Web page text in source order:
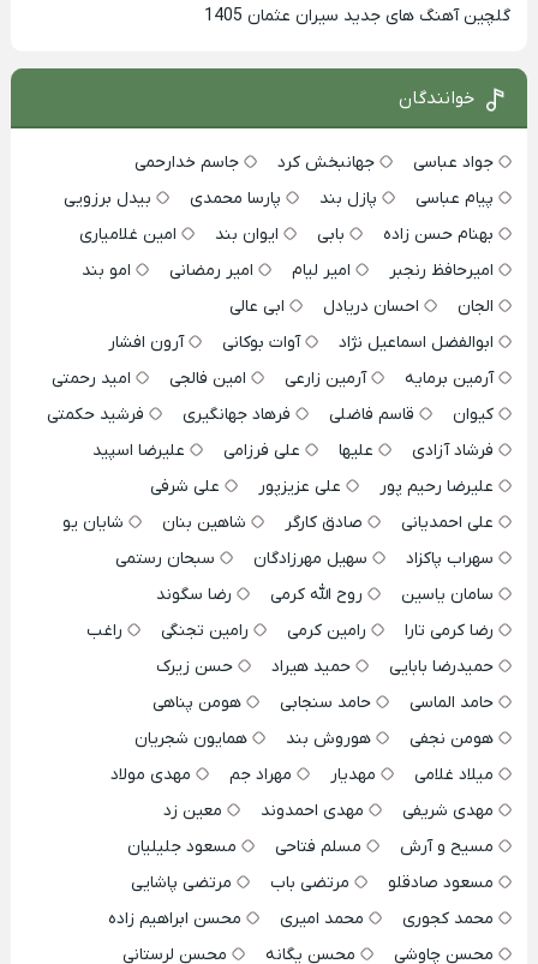
گلچین آهنگ های جدید سیران عثمان 1405
خوانندگان
جواد عباسی جهانبخش کرد
جاسم خدارحمی
پیام عباسی
پازل بند پارسا محمدی
بیدل برزویی
بهنام حسن زاده
بابی ایوان بند
امین غلامیاری
امیرحافظ رنجبر
امیر لیام امیر رمضانی
امو بند
الجان
احسان دریادل
ابی عالی
ابوالفضل اسماعیل نژاد
آوات بوکانی
آرون افشار
آرمین برمایه
آرمین زارعی امین فالجی
امید رحمتی
کیوان
قاسم فاضلی فرهاد جهانگیری
فرشید حکمتی
فرشاد آزادی
علیها علی فرزامی
علیرضا اسپید
علیرضا رحیم پور
علی عزیزپور
علی شرفی
علی احمدیانی
صادق کارگر شاهین بنان
شایان یو
سهراب پاکزاد
سهیل مهرزادگان
سبحان رستمی
سامان یاسین
روح الله کرمی
رضا سگوند
رضا کرمی تارا
رامین کرمی رامین تجنگی
راغب
حمیدرضا بابایی
حمید هیراد
حسن زیرک
حامد الماسی
حامد سنجابی
هومن پناهی
هومن نجفی
هوروش بند
همایون شجریان
میلاد غلامی
مهدیار مهراد جم
مهدی مولاد
مهدی شریفی
مهدی احمدوند
معین زد
مسیح و آرش
مسلم فتاحی
مسعود جلیلیان
مسعود صادقلو
مرتضی باب
مرتضی پاشایی
محمد کجوری
محمد امیری
محسن ابراهیم زاده
محسن چاوشی
محسن یگانه محسن لرستانی